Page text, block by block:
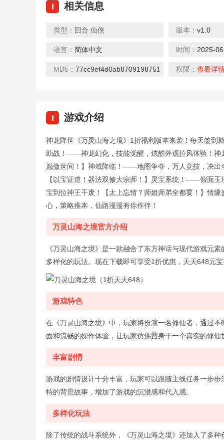
I 相关信息
类型： 回合 仙侠 版本： v1.0
语言： 简体中文 时间： 2025-
MD5： 77cc9ef4d0ab8709198751b8e2706fcc
权限： 查看详
I 游戏介绍
神龙降世《万灵山海之境》1折福利版本来袭！每天签到
助战！——神龙幻化，技能觉醒，炫酷外观拉风体验！神
巅傲世间！】神域降临！——地图争夺，万人竞技，决出
【以宝证道！器法双修大宗师！】灵宝系统！——假面
宝到位神王干废！【太上忘情？师姐师弟全都要！】情
心，策略推本，仙路漫漫有你作伴！
万灵山海之境官方介绍
《万灵山海之境》是一款融合了东方神话与现代游戏元
多样化的玩法。现在下载即可享受1折优惠，天天648元
游戏特色
在《万灵山海之境》中，玩家将扮演一名修仙者，通过
面和流畅的操作体验，让玩家仿佛置身于一个真实的修仙
丰富剧情
游戏的剧情设计十分丰富，玩家可以跟随主线任务一步
特的背景故事，增加了游戏的沉浸感和代入感。
多样化玩法
除了传统的战斗系统外，《万灵山海之境》还加入了多